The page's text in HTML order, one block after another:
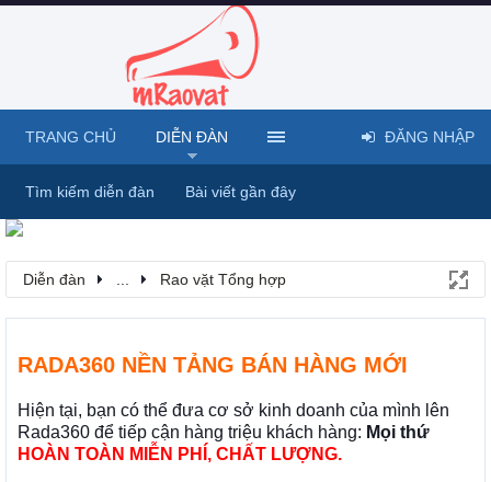
Diễn đàn Rao vặt Tổng hợp
RADA360 NỀN TẢNG BÁN HÀNG MỚI
Hiện tại, bạn có thể đưa cơ sở kinh doanh của mình lên
Rada360 để tiếp cận hàng triệu khách hàng: Mọi thứ
HOÀN TOÀN MIỄN PHÍ, CHẤT LƯỢNG.
TRANG CHỦ DIỄN ĐÀN
Tìm kiếm diễn đàn Bài viết gần đây
ĐĂNG NHẬP